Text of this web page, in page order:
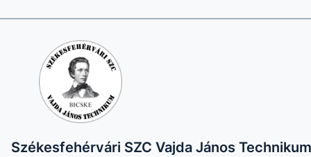
Székesfehérvári SZC Vajda János Technikum